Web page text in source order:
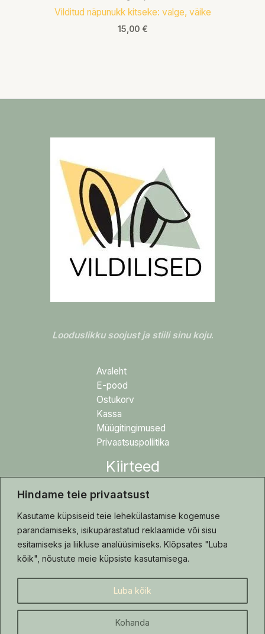
Hindame teie privaatsust
Kasutame küpsiseid teie lehekülastamise kogemuse
parandamiseks, isikupärastatud reklaamide või sisu
esitamiseks ja liikluse analüüsimiseks. Klõpsates "Luba
kõik", nõustute meie küpsiste kasutamisega.
Kohanda
Luba kõik
Vilditud näpunukk kitseke: valge, väike
15,00 €
Looduslikku soojust ja stiili sinu koju.
Avaleht
E-pood
Ostukorv
Kassa
Müügitingimused
Privaatsuspoliitika
Kiirteed
Blogi
Copyright © 2026 | Vildilised.ee